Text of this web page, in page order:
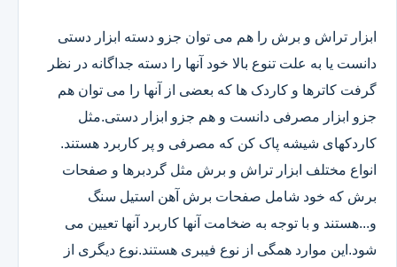
ابزار تراش و برش را هم می توان جزو دسته ابزار دستی
دانست یا به علت تنوع بالا خود آنها را دسته جداگانه در نظر
گرفت کاترها و کاردک ها که بعضی از آنها را می توان هم
جزو ابزار مصرفی دانست و هم جزو ابزار دستی.مثل
کاردکهای شیشه پاک کن که مصرفی و پر کاربرد هستند.
انواع مختلف ابزار تراش و برش مثل گردبرها و صفحات
برش که خود شامل صفحات برش آهن استیل سنگ
و...هستند و با توجه به ضخامت آنها کاربرد آنها تعیین می
شود.این موارد همگی از نوع فیبری هستند.نوع دیگری از